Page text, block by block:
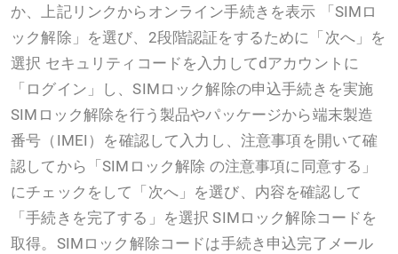
か、上記リンクからオンライン手続きを表示 「SIMロ
ック解除」を選び、2段階認証をするために「次へ」を
選択 セキュリティコードを入力してdアカウントに
「ログイン」し、SIMロック解除の申込手続きを実施
SIMロック解除を行う製品やパッケージから端末製造
番号（IMEI）を確認して入力し、注意事項を開いて確
認してから「SIMロック解除 の注意事項に同意する」
にチェックをして「次へ」を選び、内容を確認して
「手続きを完了する」を選択 SIMロック解除コードを
取得。SIMロック解除コードは手続き申込完了メール